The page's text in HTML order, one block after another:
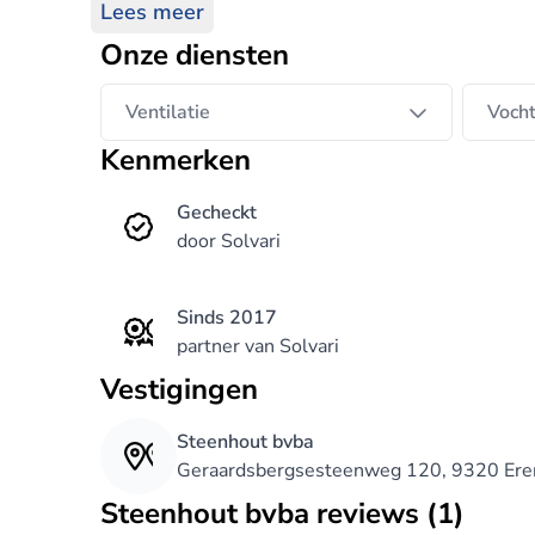
uitsluitend met gecertificeerde en
permanente kelderdichting en het definitief
Lees meer
Onze diensten
Ventilatie
Kenmerken
Gecheckt
door Solvari
Sinds 2017
partner van Solvari
Vestigingen
Steenhout bvba
Geraardsbergsesteenweg 120, 9320
Steenhout bvba reviews (1)